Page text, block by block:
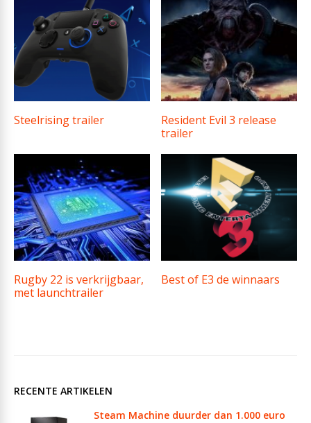
Steelrising trailer
Resident Evil 3 release
trailer
Rugby 22 is verkrijgbaar,
met launchtrailer
Best of E3 de winnaars
RECENTE ARTIKELEN
Steam Machine duurder dan 1.000 euro